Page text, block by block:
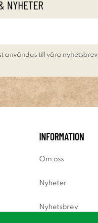
NYHETER
användas till våra nyhetsbrev.
INFORMATION
Om oss
Nyheter
Nyhetsbrev